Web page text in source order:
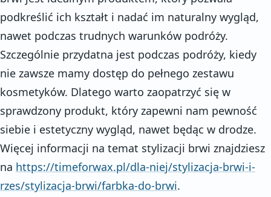
podkreślić ich kształt i nadać im naturalny wygląd,
nawet podczas trudnych warunków podróży.
Szczególnie przydatna jest podczas podróży, kiedy
nie zawsze mamy dostęp do pełnego zestawu
kosmetyków. Dlatego warto zaopatrzyć się w
sprawdzony produkt, który zapewni nam pewność
siebie i estetyczny wygląd, nawet będąc w drodze.
Więcej informacji na temat stylizacji brwi znajdziesz
na https://timeforwax.pl/dla-niej/stylizacja-brwi-i-
rzes/stylizacja-brwi/farbka-do-brwi.